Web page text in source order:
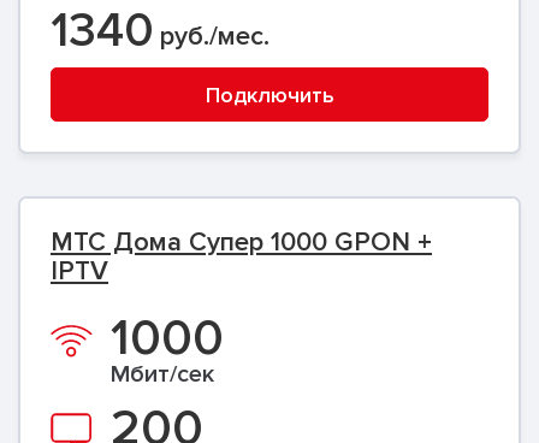
1340 руб./мес.
Подключить
МТС Дома Супер 1000 GPON +
IPTV
1000
Мбит/сек
200